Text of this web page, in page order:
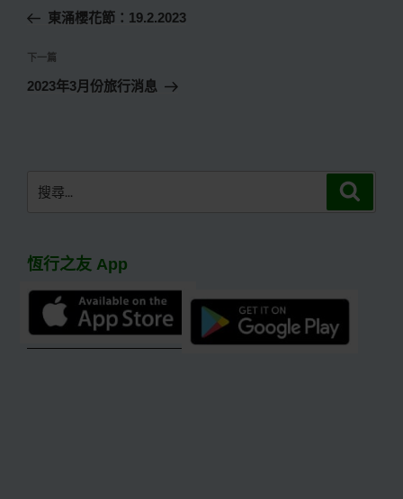
導
覽
一
文
章
東涌櫻花節：19.2.2023
下
一
下一篇
2023年3月份旅行消息
尋
字:
恆行之友 App